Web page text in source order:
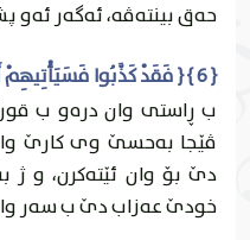
حه‌ق بینته‌ڤه‌، ئه‌گه‌ر
{ 6 } { فَقَدْ كَذَّبُوا فَسَيَأْتِيهِمْ أَنْبَاءُ مَا كَانُوا بِهِ يَسْتَهْزِئُونَ }
ب ڕاستى وان دره‌و ب
ڤێجا به‌حسێ وى كارێ
دێ بۆ وان ئێته‌كرن، و ژ
خودێ عه‌زاب دێ ب سه‌ر